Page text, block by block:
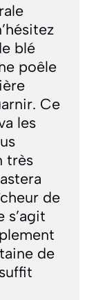
blé
poêle
Ce
les
très
de
s’agit
de